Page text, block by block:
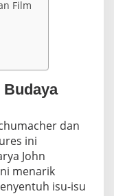
Film
Budaya
dan
ini
John
menarik
isu-isu